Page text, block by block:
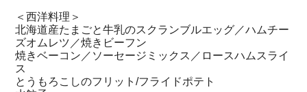
＜西洋料理＞
北海道産たまごと牛乳のスクランブルエッグ／ハムチー
ズオムレツ／焼きビーフン
焼きベーコン／ソーセージミックス／ロースハムスライ
ス
とうもろこしのフリット/フライドポテト